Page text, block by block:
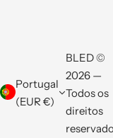
Portugal
(EUR €)
BLED ©
2026 —
Todos os
direitos